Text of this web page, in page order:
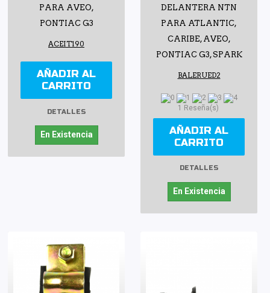
PARA AVEO,
PONTIAC G3
ACEIT190
AÑADIR AL
CARRITO
DETALLES
En Existencia
DELANTERA NTN
PARA ATLANTIC,
CARIBE, AVEO,
PONTIAC G3, SPARK
BALERUED2
1 Reseña(s)
AÑADIR AL
CARRITO
DETALLES
En Existencia